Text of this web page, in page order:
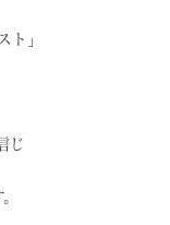
ト」
じ